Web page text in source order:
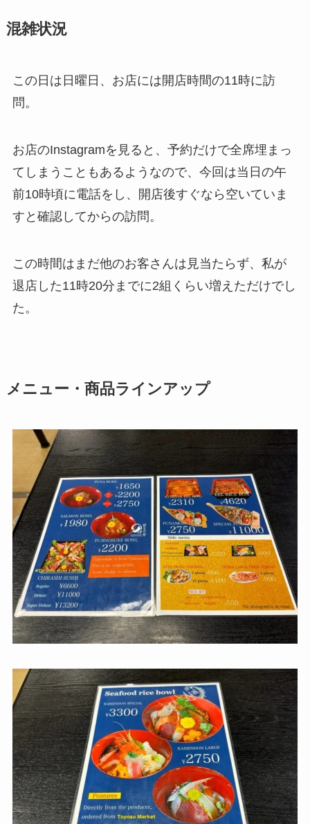
混雑状況
この日は日曜日、お店には開店時間の11時に訪
問。
お店のInstagramを見ると、予約だけで全席埋まっ
てしまうこともあるようなので、今回は当日の午
前10時頃に電話をし、開店後すぐなら空いていま
すと確認してからの訪問。
この時間はまだ他のお客さんは見当たらず、私が
退店した11時20分までに2組くらい増えただけでし
た。
メニュー・商品ラインアップ